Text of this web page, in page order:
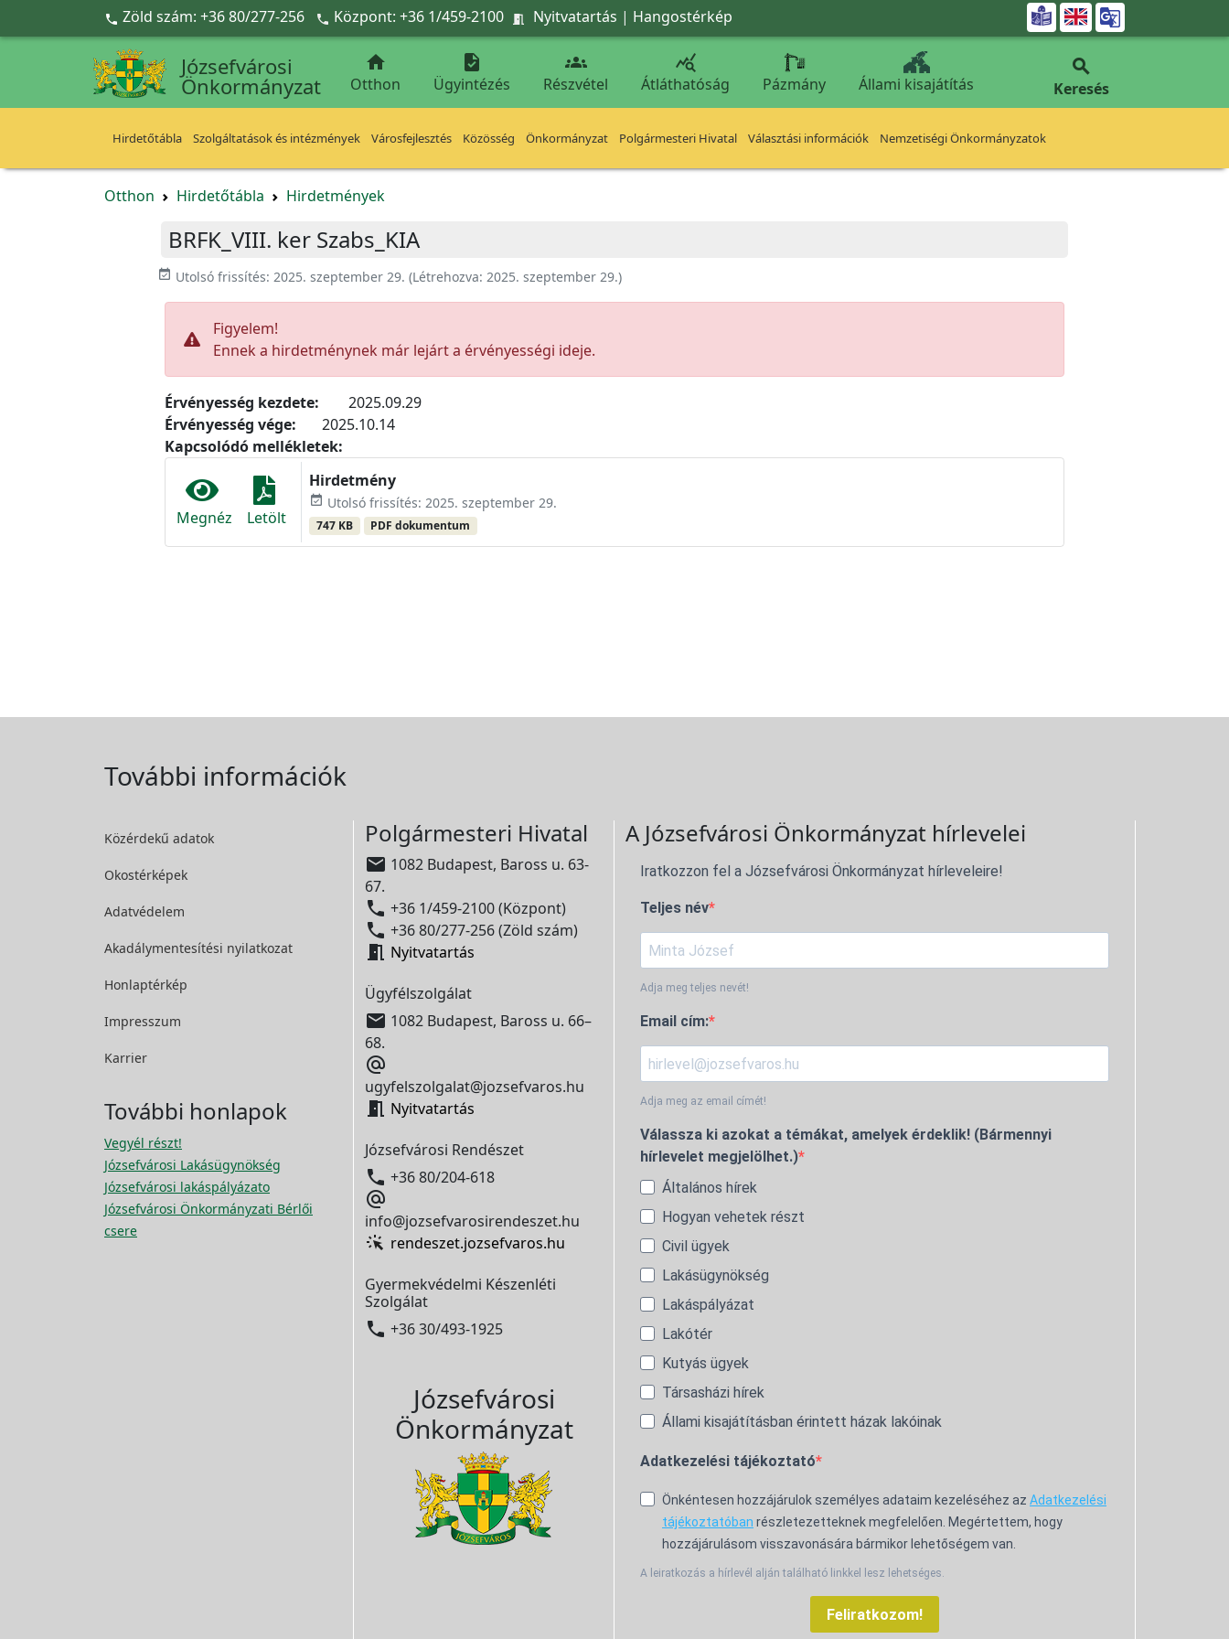
Ugrás a fő tartalomra
 Zöld szám: +36 80/277-256  Központ: +36 1/459-2100  Nyitvatartás | Hangostérkép 
Józsefvárosi
Önkormányzat

Otthon

Ügyintézés

Részvétel

Átláthatóság Pázmány Állami kisajátítás

Keresés
Hirdetőtábla Szolgáltatások és intézmények Városfejlesztés Közösség Önkormányzat Polgármesteri Hivatal Választási információk Nemzetiségi Önkormányzatok
Otthon Hirdetőtábla Hirdetmények
BRFK_VIII. ker Szabs_KIA
event_available Utolsó frissítés: 2025. szeptember 29. (Létrehozva: 2025. szeptember 29.)
Figyelem!
Ennek a hirdetménynek már lejárt a érvényességi ideje.
Érvényesség kezdete:
2025.09.29
Érvényesség vége:
2025.10.14
Kapcsolódó mellékletek:
Megnéz Letölt
Hirdetmény
event_available Utolsó frissítés: 2025. szeptember 29.
747 KB PDF dokumentum
További információk
Közérdekű adatok
Okostérképek
Adatvédelem
Akadálymentesítési nyilatkozat
Honlaptérkép
Impresszum
Karrier
További honlapok
Vegyél részt!
Józsefvárosi Lakásügynökség
Józsefvárosi lakáspályázato
Józsefvárosi Önkormányzati Bérlői
csere
Polgármesteri Hivatal
 1082 Budapest, Baross u. 63-
67.
 +36 1/459-2100 (Központ)
 +36 80/277-256 (Zöld szám)
 Nyitvatartás
Ügyfélszolgálat
 1082 Budapest, Baross u. 66–
68.

ugyfelszolgalat@jozsefvaros.hu
 Nyitvatartás
Józsefvárosi Rendészet
 +36 80/204-618

info@jozsefvarosirendeszet.hu
rendeszet.jozsefvaros.hu
Gyermekvédelmi Készenléti
Szolgálat
 +36 30/493-1925
Józsefvárosi
Önkormányzat
A Józsefvárosi Önkormányzat hírlevelei
Iratkozzon fel a Józsefvárosi Önkormányzat hírleveleire!
Teljes név
Adja meg teljes nevét!
Email cím:
Adja meg az email címét!
Válassza ki azokat a témákat, amelyek érdeklik! (Bármennyi
hírlevelet megjelölhet.)
Általános hírek
Hogyan vehetek részt
Civil ügyek
Lakásügynökség
Lakáspályázat
Lakótér
Kutyás ügyek
Társasházi hírek
Állami kisajátításban érintett házak lakóinak
Adatkezelési tájékoztató
Önkéntesen hozzájárulok személyes adataim kezeléséhez az Adatkezelési
tájékoztatóban részletezetteknek megfelelően. Megértettem, hogy
hozzájárulásom visszavonására bármikor lehetőségem van.
A leiratkozás a hírlevél alján található linkkel lesz lehetséges.
Feliratkozom!